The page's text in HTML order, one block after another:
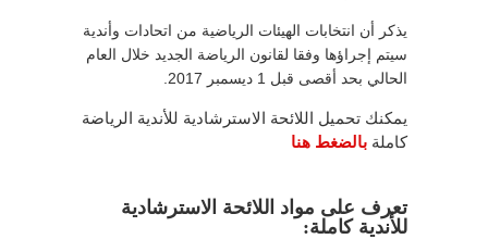
يذكر أن انتخابات الهيئات الرياضية من اتحادات وأندية
سيتم إجراؤها وفقا لقانون الرياضة الجديد خلال العام
الحالي بحد أقصى قبل 1 ديسمبر 2017.
يمكنك تحميل اللائحة الاسترشادية للأندية الرياضة
كاملة بالضغط هنا
تعرف على مواد اللائحة الاسترشادية
للأندية كاملة: